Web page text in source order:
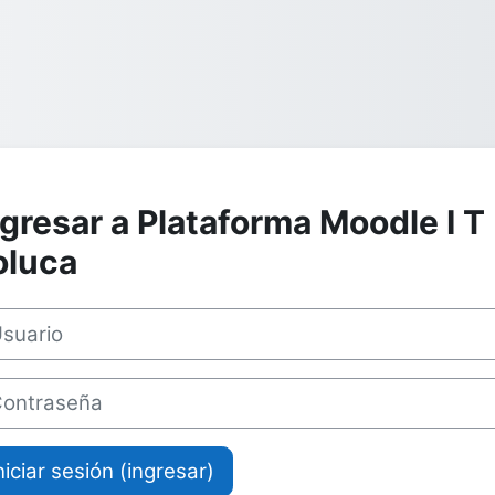
a Plataforma Moodle I T
sesión (ingresar)